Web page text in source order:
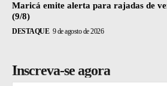
Maricá emite alerta para rajadas de
(9/8)
DESTAQUE 9 de agosto de 2026
Inscreva-se agora